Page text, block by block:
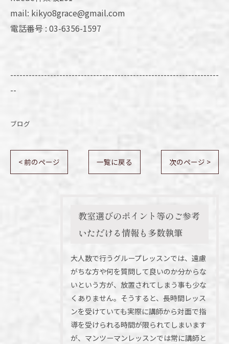
mail: kikyo8grace@gmail.com
電話番号 : 03-6356-1597
--------------------------------------------------------------------
--
ブログ
< 前のページ 一覧に戻る 次のページ >
教室選びのポイント等のご参考
いただける情報も多数執筆
大人数で行うグループレッスンでは、遠慮
がちな方や何を質問して良いのか分からな
いという方が、放置されてしまう事も少な
くありません。そうすると、長時間レッス
ンを受けていても実際に講師から対面で指
導を受けられる時間が限られてしまいます
が、マンツーマンレッスンでは常に講師と